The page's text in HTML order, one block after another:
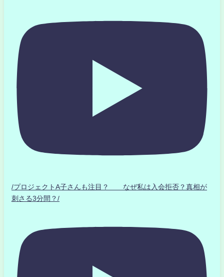
/プロジェクトA子さんも注目？ なぜ私は入会拒否？真相が
刺さる3分間？/